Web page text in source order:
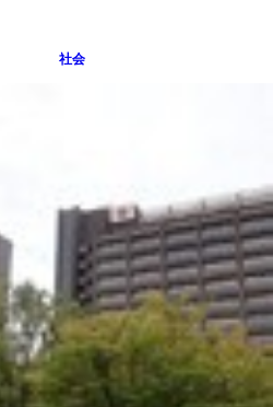
社会